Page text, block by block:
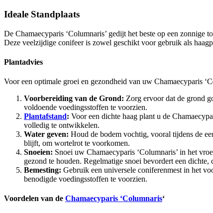
Ideale Standplaats
De Chamaecyparis ‘Columnaris’ gedijt het beste op een
Deze veelzijdige conifeer is zowel geschikt voor gebruik als
Plantadvies
Voor een optimale groei en gezondheid van uw Chamaecyparis
Voorbereiding van de Grond: Zorg ervoor dat de grond
voldoende voedingsstoffen te voorzien.
Plantafstand: Voor een dichte haag plant u de
volledig te ontwikkelen.
Water geven: Houd de bodem vochtig, vooral tijdens de
blijft, om wortelrot te voorkomen.
Snoeien: Snoei uw Chamaecyparis ‘Columnaris’ in het
gezond te houden. Regelmatige snoei bevordert een dichte,
Bemesting: Gebruik een universele coniferenmest in het
benodigde voedingsstoffen te voorzien.
Voordelen van de Chamaecyparis ‘Columnaris‘